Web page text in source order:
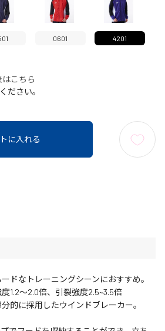
0601 4201
こちら
ださい。
に入れる
ドなトレーニングシーンにおすすめ。
1.2～2.0倍、引裂強度2.5~3.5倍
的に採用したウインドブレーカー。